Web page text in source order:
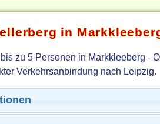
in
zu 5 Personen in Markkleeberg -
Verkehrsanbindung nach Leipzig.